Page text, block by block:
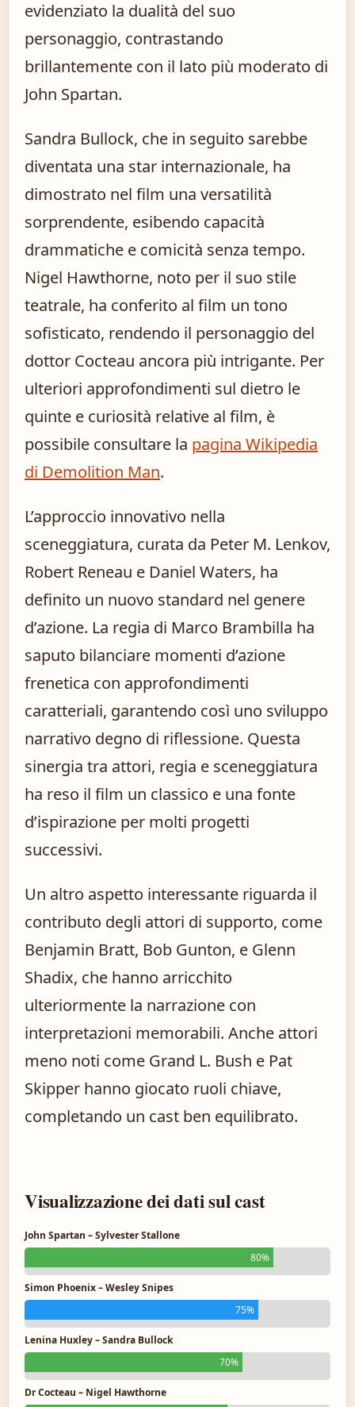
evidenziato la dualità del suo
personaggio, contrastando
brillantemente con il lato più moderato di
John Spartan.
Sandra Bullock, che in seguito sarebbe
diventata una star internazionale, ha
dimostrato nel film una versatilità
sorprendente, esibendo capacità
drammatiche e comicità senza tempo.
Nigel Hawthorne, noto per il suo stile
teatrale, ha conferito al film un tono
sofisticato, rendendo il personaggio del
dottor Cocteau ancora più intrigante. Per
ulteriori approfondimenti sul dietro le
quinte e curiosità relative al film, è
possibile consultare la pagina Wikipedia
di Demolition Man.
L’approccio innovativo nella
sceneggiatura, curata da Peter M. Lenkov,
Robert Reneau e Daniel Waters, ha
definito un nuovo standard nel genere
d’azione. La regia di Marco Brambilla ha
saputo bilanciare momenti d’azione
frenetica con approfondimenti
caratteriali, garantendo così uno sviluppo
narrativo degno di riflessione. Questa
sinergia tra attori, regia e sceneggiatura
ha reso il film un classico e una fonte
d’ispirazione per molti progetti
successivi.
Un altro aspetto interessante riguarda il
contributo degli attori di supporto, come
Benjamin Bratt, Bob Gunton, e Glenn
Shadix, che hanno arricchito
ulteriormente la narrazione con
interpretazioni memorabili. Anche attori
meno noti come Grand L. Bush e Pat
Skipper hanno giocato ruoli chiave,
completando un cast ben equilibrato.
Visualizzazione dei dati sul cast
John Spartan – Sylvester Stallone
80%
Simon Phoenix – Wesley Snipes
75%
Lenina Huxley – Sandra Bullock
70%
Dr Cocteau – Nigel Hawthorne